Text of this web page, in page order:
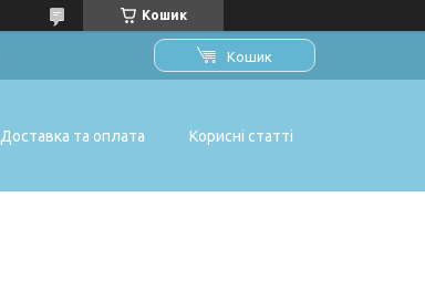
Кошик
Кошик
Доставка та оплата Корисні статті